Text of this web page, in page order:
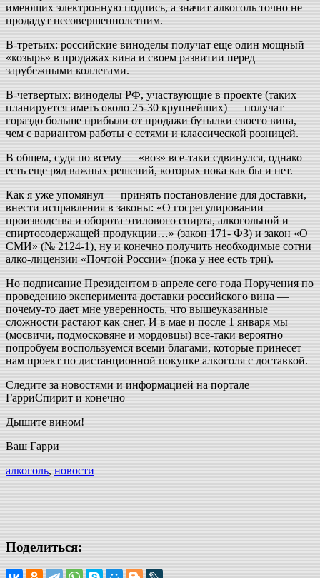
имеющих электронную подпись, а значит алкоголь точно не
продадут несовершеннолетним.
В-третьих: российские виноделы получат еще один мощный
«козырь» в продажах вина и своем развитии перед
зарубежными коллегами.
В-четвертых: виноделы РФ, участвующие в проекте (таких
планируется иметь около 25-30 крупнейших) — получат
гораздо больше прибыли от продажи бутылки своего вина,
чем с вариантом работы с сетями и классической розницей.
В общем, судя по всему — «воз» все-таки сдвинулся, однако
есть еще ряд важных решений, которых пока как бы и нет.
Как я уже упомянул — принять постановление для доставки,
внести исправления в законы: «О госрегулировании
производства и оборота этилового спирта, алкогольной и
спиртосодержащей продукции…» (закон 171- ФЗ) и закон «О
СМИ» (№ 2124-1), ну и конечно получить необходимые сотни
алко-лицензии «Почтой России» (пока у нее есть три).
Но подписание Президентом в апреле сего года Поручения по
проведению эксперимента доставки российского вина —
почему-то дает мне уверенность, что вышеуказанные
сложности растают как снег. И в мае и после 1 января мы
(мосвичи, подмосковяне и мордовцы) все-таки вероятно
попробуем воспользуемся всеми благами, которые принесет
нам проект по дистанционной покупке алкоголя с доставкой.
Следите за новостями и информацией на портале
ГарриСпирит и конечно —
Дышите вином!
Ваш Гарри
алкоголь, новости
Поделиться: